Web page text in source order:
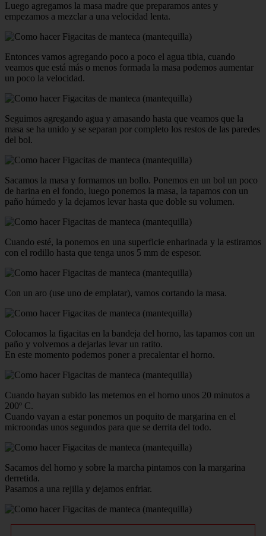
Luego agregamos la masa madre que preparamos antes y
empezamos a mezclar a una velocidad lenta.
Entonces vamos agregando poco a poco el agua tibia, cuando
veamos que está más o menos formada la masa podemos aumentar
un poco la velocidad.
Seguimos agregando agua y amasando hasta que veamos que la
masa se ha unido y se separan por completo los restos de las paredes
del bol.
Sacamos la masa y formamos un bollo. Ponemos en un bol un poco
de harina en el fondo, luego ponemos la masa, la tapamos con un
paño húmedo y la dejamos levar hasta que doble su volumen.
Cuando esté, la ponemos en una superficie enharinada y la estiramos
con el rodillo hasta que tenga unos 5 mm de espesor.
Con un aro (use uno de emplatar), vamos cortando la masa.
Colocamos la figacitas en la bandeja del horno, las tapamos con un
paño y volvemos a dejarlas levar un ratito.
En este momento podemos poner a precalentar el horno.
Cuando hayan subido las metemos en el horno unos 20 minutos a
200º C.
Cuando vayan a estar ponemos un poquito de margarina en el
microondas unos segundos para que se derrita del todo.
Sacamos del horno y sobre la marcha pintamos con la margarina
derretida.
Pasamos a una rejilla y dejamos enfriar.